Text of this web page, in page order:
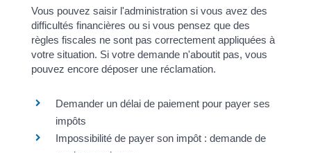
Vous pouvez saisir l'administration si vous avez des
difficultés financières ou si vous pensez que des
règles fiscales ne sont pas correctement appliquées à
votre situation. Si votre demande n'aboutit pas, vous
pouvez encore déposer une réclamation.
Demander un délai de paiement pour payer ses
impôts
Impossibilité de payer son impôt : demande de